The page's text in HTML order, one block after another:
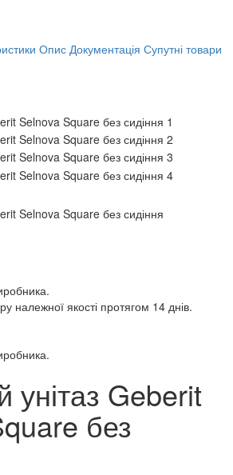
Опис Документація Супутні товари
належної якості протягом 14 днів.
унітаз Geberit
без